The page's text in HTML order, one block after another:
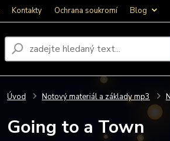
Kontakty Ochrana soukromí Blog
Úvod Notový materiál a základy mp3
Going to a Town